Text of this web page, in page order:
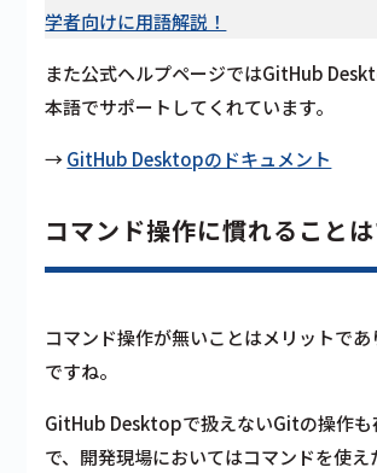
学者向けに用語解説！
また公式ヘルプページではGitHub
本語でサポートしてくれています。
→GitHub Desktopのドキュメント
コマンド操作に慣れること
コマンド操作が無いことはメリットであ
ですね。
GitHub Desktopで扱えないGitの操作も
で、開発現場においてはコマンドを使え